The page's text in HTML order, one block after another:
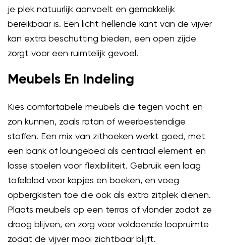
je plek natuurlijk aanvoelt en gemakkelijk
bereikbaar is. Een licht hellende kant van de vijver
kan extra beschutting bieden, een open zijde
zorgt voor een ruimtelijk gevoel.
Meubels En Indeling
Kies comfortabele meubels die tegen vocht en
zon kunnen, zoals rotan of weerbestendige
stoffen. Een mix van zithoeken werkt goed, met
een bank of loungebed als centraal element en
losse stoelen voor flexibiliteit. Gebruik een laag
tafelblad voor kopjes en boeken, en voeg
opbergkisten toe die ook als extra zitplek dienen.
Plaats meubels op een terras of vlonder zodat ze
droog blijven, en zorg voor voldoende loopruimte
zodat de vijver mooi zichtbaar blijft.